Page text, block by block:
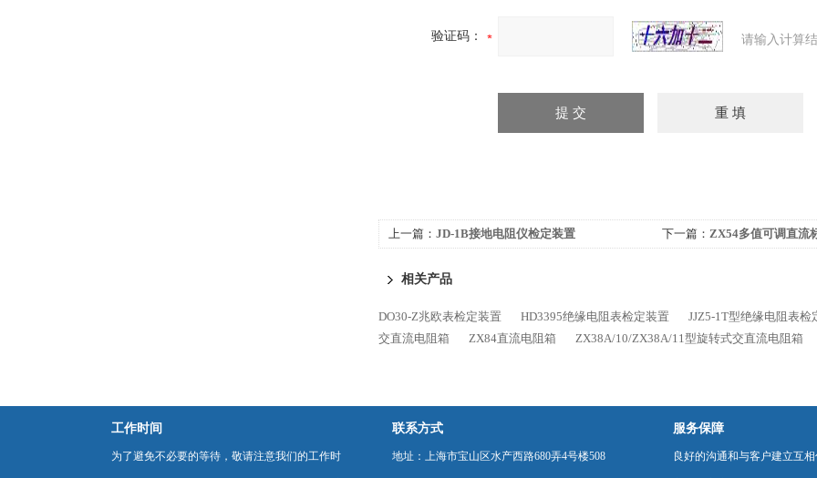
验证码： 请输入计算
上一篇： JD-1B接地电阻仪检定装置 下一篇： ZX54多值可调直流
相关产品
DO30-Z兆欧表检定装置 HD3395绝缘电阻表检定装置 JJZ5-1T型绝缘电阻表检
交直流电阻箱
ZX84直流电阻箱 ZX38A/10/ZX38A/11型旋转式交直流电阻箱
工作时间
为了避免不必要的等待，敬请注意我们的工作时
联系方式
地址：上海市宝山区水产西路680弄4号楼508
服务保障
良好的沟通和与客户建立互